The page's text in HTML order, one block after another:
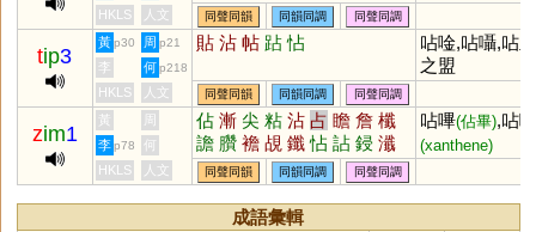
HKLS 人文 同聲同韻 同韻同調 同聲同調
tip3
黃 p30 周 p21 貼 沾 帖 跕 怗
呫唫,呫囁,呫血
之盟
李 何 p218
HKLS 人文 同聲同韻 同韻同調 同聲同調
zim1
黃 周 佔 漸 尖 粘 沾 占 瞻 詹 櫼
譫 臢 襜 覘 鑯 怗 詀 鋟 瀸
霑 薝 蛅 惉 熸 幨
呫嗶(佔畢),呫噸
(xanthene)
李 p78
何
HKLS
人文 同聲同韻 同韻同調 同聲同調
成語彙輯